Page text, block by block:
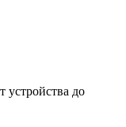
устройства до